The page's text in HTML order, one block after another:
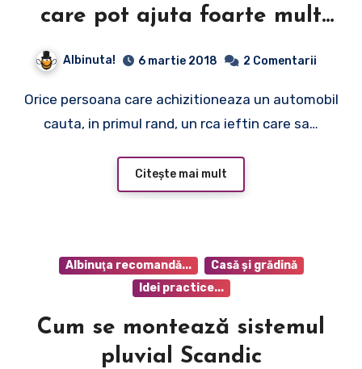
care pot ajuta foarte mult
Albinuta! 6 martie 2018 2 Comentarii
Orice persoana care achizitioneaza un automobil
cauta, in primul rand, un rca ieftin care sa…
Citește mai mult
Albinuţa recomandă...
Casă şi grădină
Idei practice...
Cum se montează sistemul
pluvial Scandic